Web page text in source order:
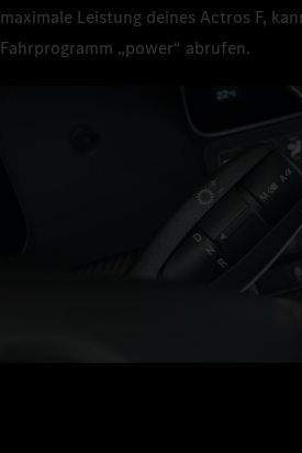
maximale Leistung deines Actros F,
Fahrprogramm „power“ abrufen.